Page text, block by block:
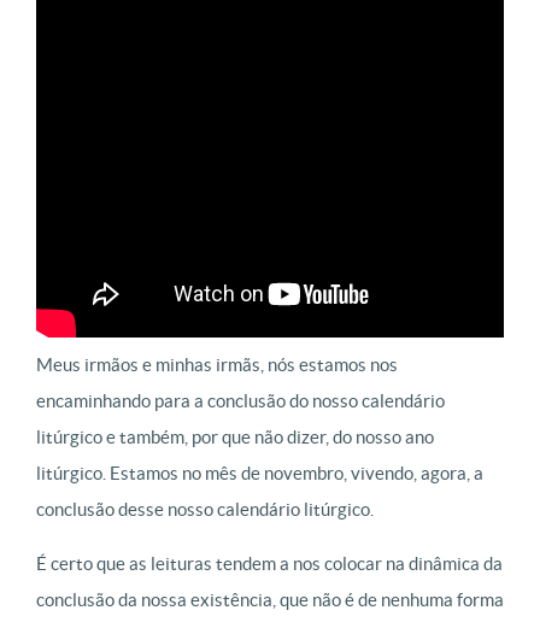
Meus irmãos e minhas irmãs, nós estamos nos
encaminhando para a conclusão do nosso calendário
litúrgico e também, por que não dizer, do nosso ano
litúrgico. Estamos no mês de novembro, vivendo, agora, a
conclusão desse nosso calendário litúrgico.
É certo que as leituras tendem a nos colocar na dinâmica da
conclusão da nossa existência, que não é de nenhuma forma